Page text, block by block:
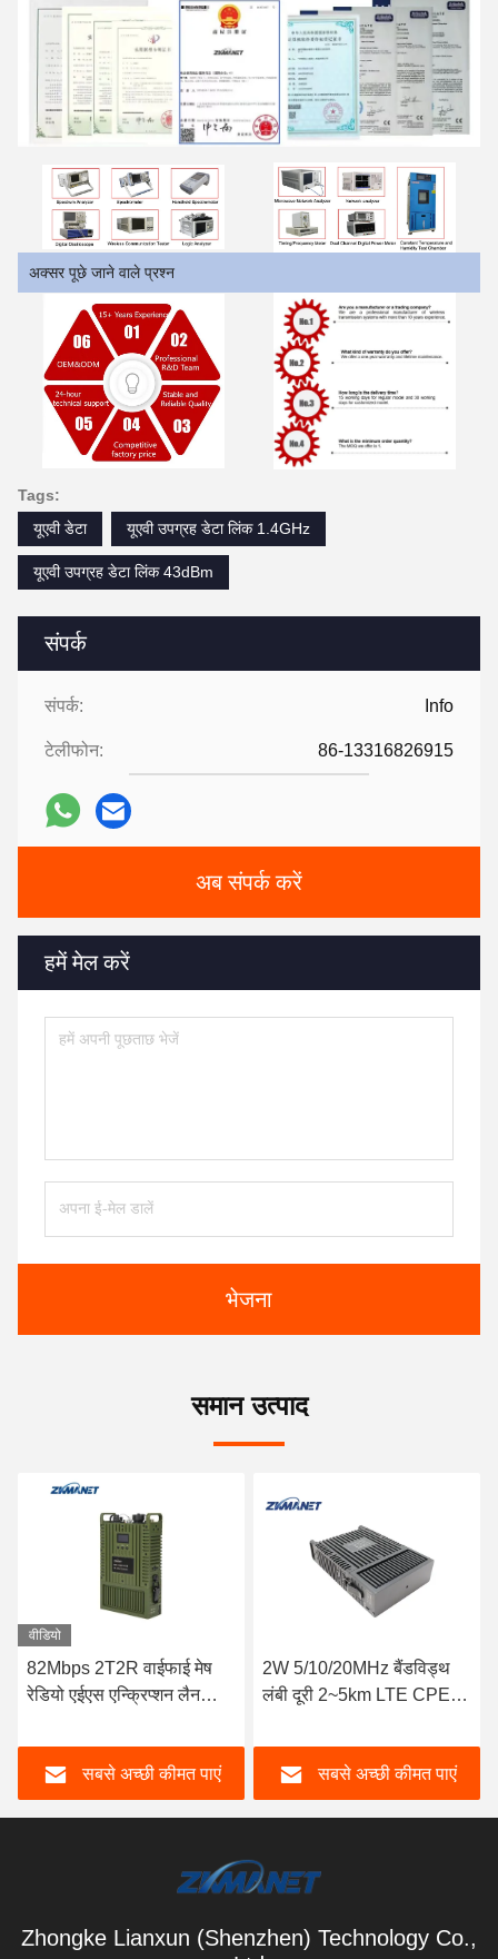
संपर्क
संपर्क: Info
टेलीफोन: 86-13316826915
अब संपर्क करें
हमें मेल करें
भेजना
अक्सर पूछे जाने वाले प्रश्न
Tags:
यूएवी डेटा
यूएवी उपग्रह डेटा लिंक 1.4GHz
यूएवी उपग्रह डेटा लिंक 43dBm
समान उत्पाद
वीडियो
82Mbps 2T2R वाईफाई मेष
रेडियो एईएस एन्क्रिप्शन लैन
ट्रांसमीटर
सबसे अच्छी कीमत पाएं
2W 5/10/20MHz बैंडविड्थ
लंबी दूरी 2~5km LTE CPE
सबसे अच्छी कीमत पाएं
Zhongke Lianxun (Shenzhen) Technology Co.,